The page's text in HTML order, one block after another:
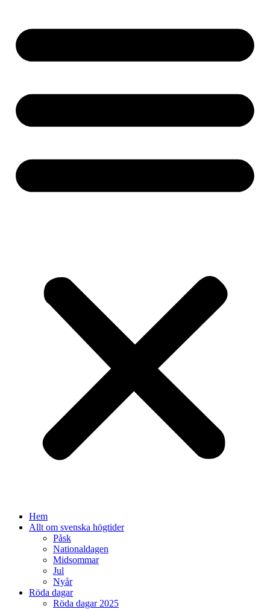
Hem
Allt om svenska högtider
Påsk
Nationaldagen
Midsommar
Jul
Nyår
Röda dagar
Röda dagar 2025